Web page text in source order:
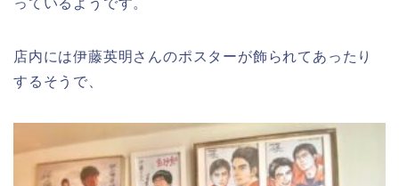
っているようです。
店内には伊藤英明さんのポスターが飾られてあったり
するそうで、